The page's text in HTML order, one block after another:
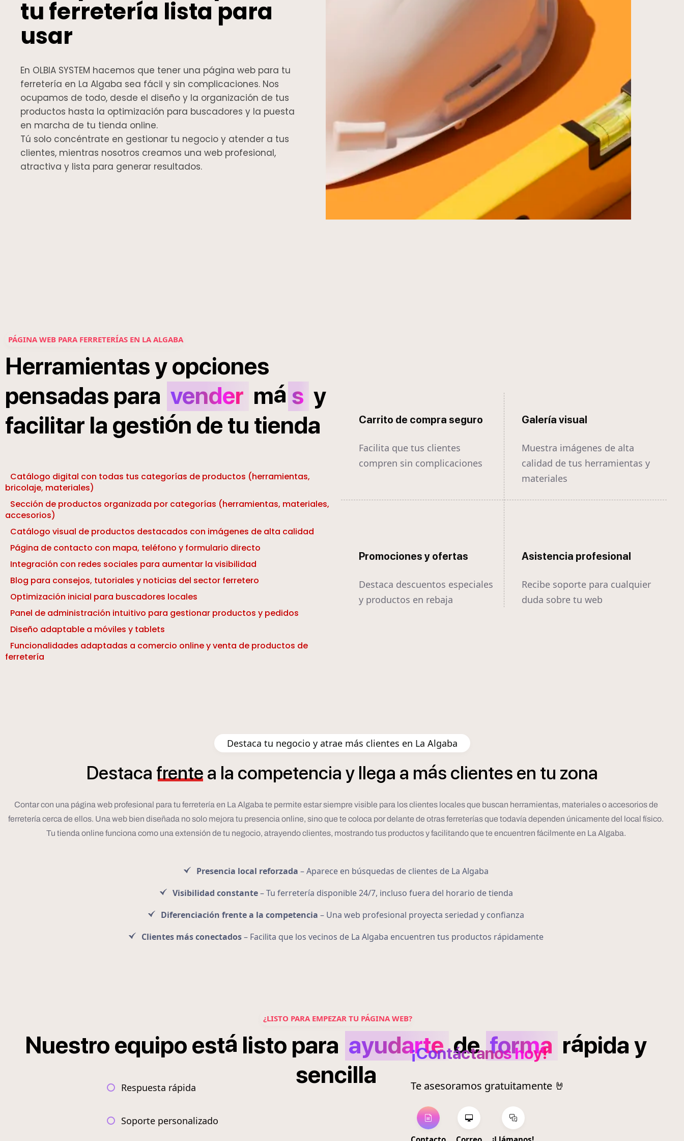
tu ferretería lista para
usar
En OLBIA SYSTEM hacemos que tener una página web para tu
ferretería en La Algaba sea fácil y sin complicaciones. Nos
ocupamos de todo, desde el diseño y la organización de tus
productos hasta la optimización para buscadores y la puesta
en marcha de tu tienda online.
Tú solo concéntrate en gestionar tu negocio y atender a tus
clientes, mientras nosotros creamos una web profesional,
atractiva y lista para generar resultados.
PÁGINA WEB PARA FERRETERÍAS EN LA ALGABA
Herramientasyopciones
pensadas para vender má s y
facilitar la gestión de tu tienda
Catálogo digital con todas tus categorías de productos (herramientas,
bricolaje, materiales)
Sección de productos organizada por categorías (herramientas, materiales,
accesorios)
Catálogo visual de productos destacados con imágenes de alta calidad
Página de contacto con mapa, teléfono y formulario directo
Integración con redes sociales para aumentar la visibilidad
Blog para consejos, tutoriales y noticias del sector ferretero
Optimización inicial para buscadores locales
Panel de administración intuitivo para gestionar productos y pedidos
Diseño adaptable a móviles y tablets
Funcionalidades adaptadas a comercio online y venta de productos de
ferretería
Carrito de compra seguro
Facilita que tus clientes
compren sin complicaciones
Galería visual
Muestra imágenes de alta
calidad de tus herramientas y
materiales
Promociones y ofertas
Destaca descuentos especiales
y productos en rebaja
Asistencia profesional
Recibe soporte para cualquier
duda sobre tu web
Destaca tu negocio y atrae más clientes en La Algaba
Destaca frente a la competencia y llega a más clientes en tu zona
Contar con una página web profesional para tu ferretería en La Algaba te permite estar siempre visible para los clientes locales que buscan herramientas, materiales o accesorios de
ferretería cerca de ellos. Una web bien diseñada no solo mejora tu presencia online, sino que te coloca por delante de otras ferreterías que todavía dependen únicamente del local físico.
Tu tienda online funciona como una extensión de tu negocio, atrayendo clientes, mostrando tus productos y facilitando que te encuentren fácilmente en La Algaba.
Presencia local reforzada – Aparece en búsquedas de clientes de La Algaba
Visibilidad constante– Tu ferretería disponible 24/7, incluso fuera del horario de tienda
Diferenciación frente a la competencia – Una web profesional proyecta seriedad y confianza
Clientes más conectados– Facilita que los vecinos de La Algaba encuentren tus productos rápidamente
¿LISTO PARA EMPEZAR TU PÁGINA WEB?
Nuestro equipo está listo para ayudarte de forma rápida y
sencilla
Respuesta rápida
Soporte personalizado
¡Contáctanos hoy!
Te asesoramos gratuitamente 🤘